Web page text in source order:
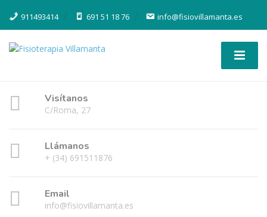
911493414 691 51 18 76 info@fisiovillamanta.es
Visítanos
C/Roma, 27
Llámanos
+ (34) 691511876
Email
info@fisiovillamanta.es